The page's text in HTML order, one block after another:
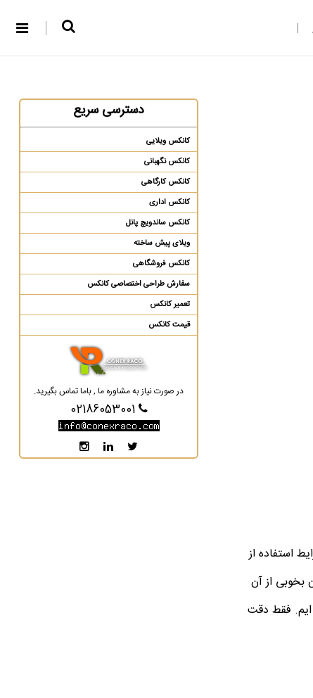
استفاده از
بخوبی از آن
ایم. فقط دقت
دسترسی سریع
کانکس ویلایی
کانکس نگهبانی
کانکس کارگاهی
کانکس اداری
کانکس ساندویچ پانل
ویلای پیش ساخته
کانکس فروشگاهی
سفارش طراحی اختصاصی کانکس
تعمیر کانکس
قیمت کانکس
در صورت نیاز به مشاوره ما , باما تماس بگیرید.
02186053001